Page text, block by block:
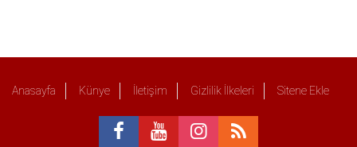
Anasayfa Künye İletişim Gizlilik İlkeleri Sitene Ekle